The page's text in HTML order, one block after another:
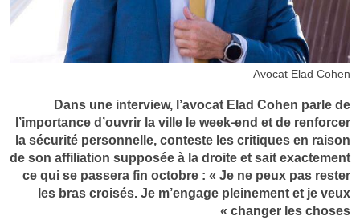
Avocat Elad Cohen
Dans une interview, l’avocat Elad Cohen parle de
l’importance d’ouvrir la ville le week-end et de renforcer
la sécurité personnelle, conteste les critiques en raison
de son affiliation supposée à la droite et sait exactement
ce qui se passera fin octobre : « Je ne peux pas rester
les bras croisés. Je m’engage pleinement et je veux
changer les choses »